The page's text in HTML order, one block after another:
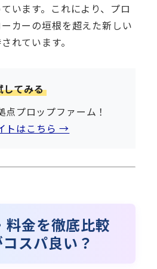
います。これにより、プロ
カーの垣根を超えた新しい
れています。
てみる
点プロップファーム！
トはこちら →
料金を徹底比較
コスパ良い？